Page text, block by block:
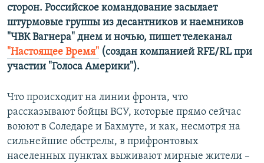
сторон. Российское командование засылает
штурмовые группы из десантников и наемников
"ЧВК Вагнера" днем и ночью, пишет телеканал
"Настоящее Время" ​(создан компанией RFE/RL при
участии "Голоса Америки"). ​
Что происходит на линии фронта, что
рассказывают бойцы ВСУ, которые прямо сейчас
воюют в Соледаре и Бахмуте, и как, несмотря на
сильнейшие обстрелы, в прифронтовых
населенных пунктах выживают мирные жители –